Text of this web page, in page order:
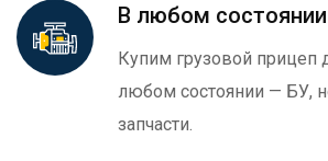
В любом состоянии
Купим грузовой прицеп
любом состоянии — БУ,
запчасти.